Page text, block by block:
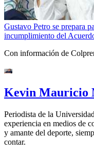
Gustavo Petro se prepara
incumplimiento del
Con información de
Kevin Mauricio
Periodista de la
experiencia en medios de
y amante del deporte,
contar.